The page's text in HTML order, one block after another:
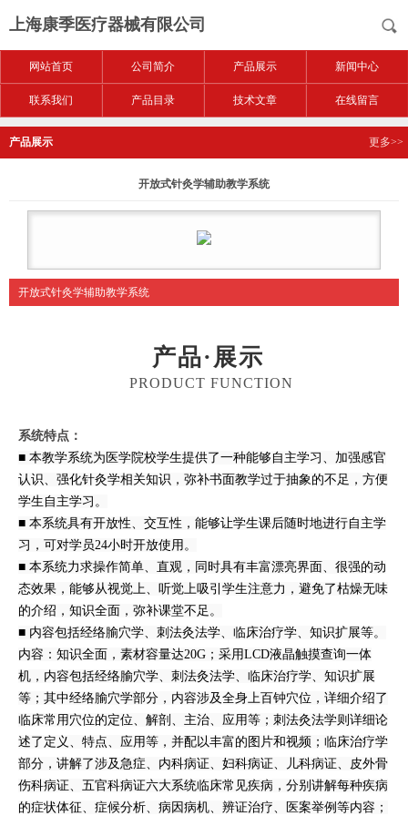
上海康季医疗器械有限公司
网站首页 公司简介 产品展示 新闻中心
联系我们 产品目录 技术文章 在线留言
产品展示 更多>>
开放式针灸学辅助教学系统
开放式针灸学辅助教学系统
产品·展示
PRODUCT FUNCTION
系统特点：
■ 本教学系统为医学院校学生提供了一种能够自主学习、加强感官
认识、强化针灸学相关知识，弥补书面教学过于抽象的不足，方便
学生自主学习。
■ 本系统具有开放性、交互性，能够让学生课后随时地进行自主学
习，可对学员24小时开放使用。
■ 本系统力求操作简单、直观，同时具有丰富漂亮界面、很强的动
态效果，能够从视觉上、听觉上吸引学生注意力，避免了枯燥无味
的介绍，知识全面，弥补课堂不足。
■ 内容包括经络腧穴学、刺法灸法学、临床治疗学、知识扩展等。
内容：知识全面，素材容量达20G；采用LCD液晶触摸查询一体
机，内容包括经络腧穴学、刺法灸法学、临床治疗学、知识扩展
等；其中经络腧穴学部分，内容涉及全身上百钟穴位，详细介绍了
临床常用穴位的定位、解剖、主治、应用等；刺法灸法学则详细论
述了定义、特点、应用等，并配以丰富的图片和视频；临床治疗学
部分，讲解了涉及急症、内科病证、妇科病证、儿科病证、皮外骨
伤科病证、五官科病证六大系统临床常见疾病，分别讲解每种疾病
的症状体征、症候分析、病因病机、辨证治疗、医案举例等内容；